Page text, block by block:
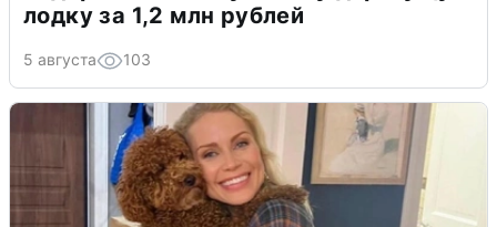
лодку за 1,2 млн рублей
5 августа 103